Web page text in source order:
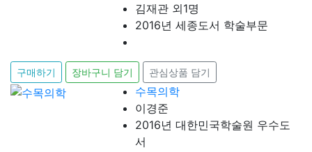
김재관 외1명
2016년 세종도서 학술부문
구매하기 장바구니 담기 관심상품 담기
수목의학
이경준
2016년 대한민국학술원 우수도
서